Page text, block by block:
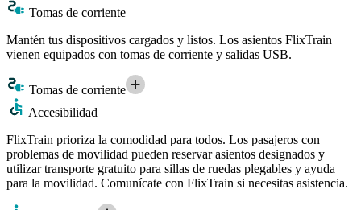
Tomas de corriente
Mantén tus dispositivos cargados y listos. Los asientos FlixTrain
vienen equipados con tomas de corriente y salidas USB.
Tomas de corriente
Accesibilidad
FlixTrain prioriza la comodidad para todos. Los pasajeros con
problemas de movilidad pueden reservar asientos designados y
utilizar transporte gratuito para sillas de ruedas plegables y ayuda
para la movilidad. Comunícate con FlixTrain si necesitas asistencia.